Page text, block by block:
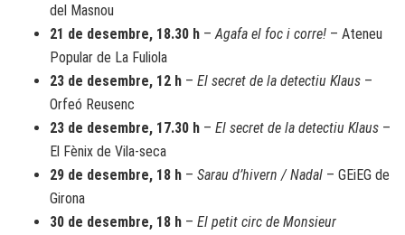
del Masnou
21 de desembre, 18.30 h –Agafa el foc i corre! – Ateneu
Popular de La Fuliola
23 de desembre, 12 h – El secret de la detectiu Klaus –
Orfeó Reusenc
23 de desembre, 17.30 h – El secret de la detectiu Klaus –
El Fènix de Vila-seca
29 de desembre, 18 h – Sarau d’hivern / Nadal – GEiEG de
Girona
30 de desembre, 18 h – El petit circ de Monsieur